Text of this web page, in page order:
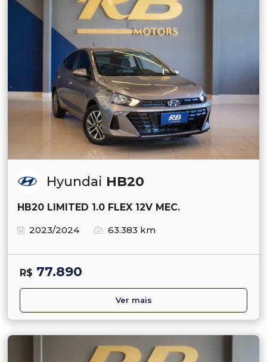
Hyundai HB20
HB20 LIMITED 1.0 FLEX 12V MEC.
2023/2024
63.383 km
R$ 77.890
Ver mais